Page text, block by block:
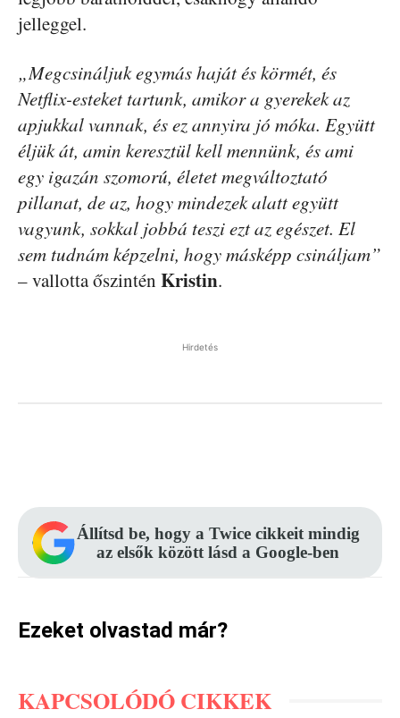
jelleggel.
„Megcsináljuk egymás haját és körmét, és
Netflix-esteket tartunk, amikor a gyerekek az
apjukkal vannak, és ez annyira jó móka. Együtt
éljük át, amin keresztül kell mennünk, és ami
egy igazán szomorú, életet megváltoztató
pillanat, de az, hogy mindezek alatt együtt
vagyunk, sokkal jobbá teszi ezt az egészet. El
sem tudnám képzelni, hogy másképp csináljam”
– vallotta őszintén Kristin.
Hirdetés
Állítsd be, hogy a Twice cikkeit mindig
az elsők között lásd a Google-ben
Ezeket olvastad már?
KAPCSOLÓDÓ CIKKEK